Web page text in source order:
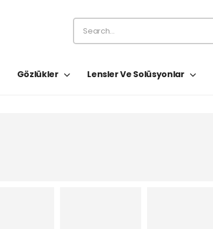
Gözlükler Lensler Ve Solüsyonlar